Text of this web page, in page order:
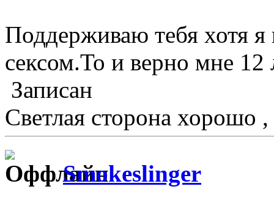
Поддерживаю тебя хотя я
сексом.То и верно мне 12
Записан
Светлая сторона хорошо
Smokeslinger